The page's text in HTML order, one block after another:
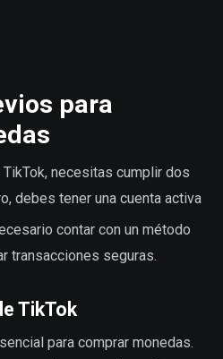
para
necesitas cumplir dos
debes tener una cuenta activa
contar con un método
transacciones seguras.
TikTok
para comprar monedas.